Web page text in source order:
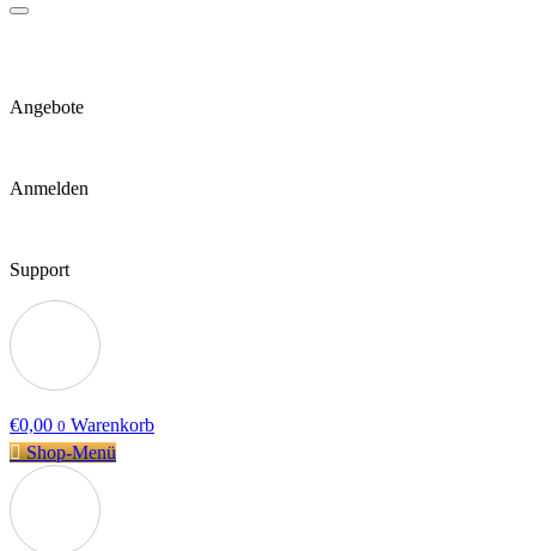
Angebote
Anmelden
Support
€0,00 0 Warenkorb
Shop-Menü